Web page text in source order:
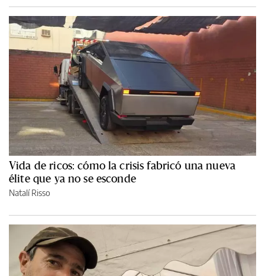
Vida de ricos: cómo la crisis fabricó una nueva
élite que ya no se esconde
Natalí Risso